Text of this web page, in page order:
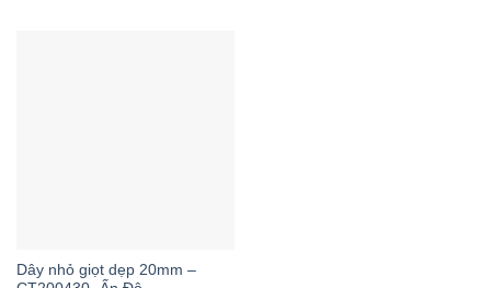
Dây nhỏ giọt dẹp 20mm –